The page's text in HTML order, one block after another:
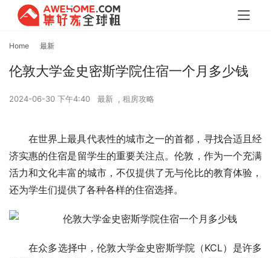
Home 最新
伦敦大学金史密斯学院住宿一个月多少钱
2024-06-30 下午4:40 最新 , 租房攻略
在世界上最具代表性的城市之一的首都，寻找合适且经
济实惠的住宿是留学生的重要关注点。伦敦，作为一个充满
活力和文化丰富的城市，不仅提供了无与伦比的教育体验，
还为学生们提供了各种各样的住宿选择。
在众多选择中，伦敦大学金史密斯学院（KCL）是许多